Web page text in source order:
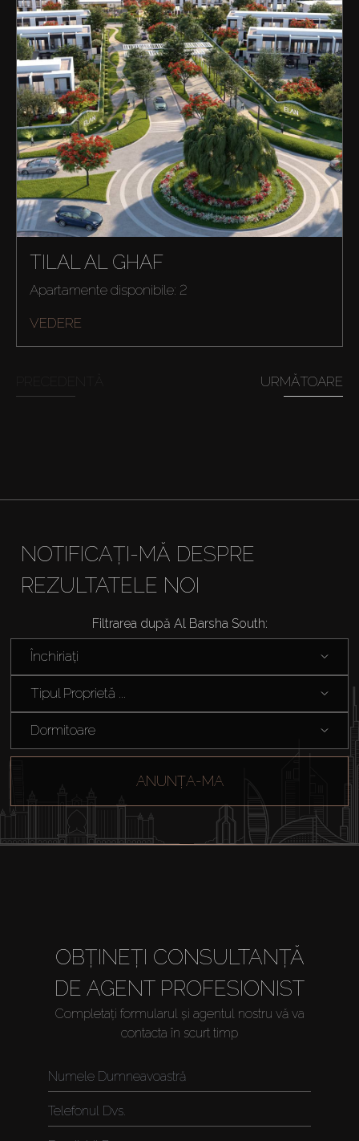
Cumpărați
Vânzare
TILAL AL GHAF
Apartamente disponibile: 2
VEDERE
URMĂTOARE
NOTIFICAȚI-MĂ DESPRE
REZULTATELE NOI
Filtrarea după Al Barsha South:
Închiriați
Tipul Proprietă ...
Dormitoare
ANUNȚA-MA
OBȚINEȚI CONSULTANȚĂ
DE AGENT PROFESIONIST
Completați formularul și agentul nostru vă va
contacta în scurt timp